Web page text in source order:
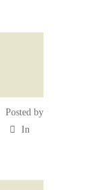
Posted by
In